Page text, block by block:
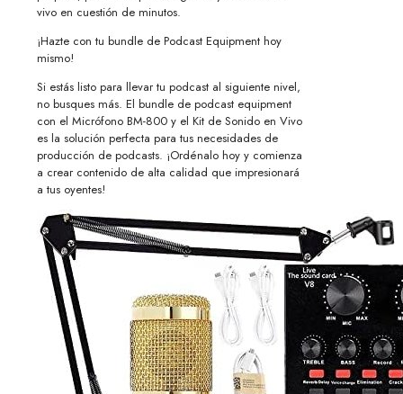
vivo en cuestión de minutos.
¡Hazte con tu bundle de Podcast Equipment hoy
mismo!
Si estás listo para llevar tu podcast al siguiente nivel,
no busques más. El bundle de podcast equipment
con el Micrófono BM-800 y el Kit de Sonido en Vivo
es la solución perfecta para tus necesidades de
producción de podcasts. ¡Ordénalo hoy y comienza
a crear contenido de alta calidad que impresionará
a tus oyentes!